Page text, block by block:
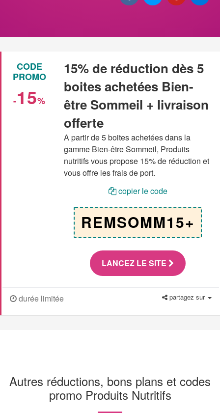
CODE
PROMO
-15%
15% de réduction dès 5
boites achetées Bien-
être Sommeil + livraison
offerte
A partir de 5 boites achetées dans la
gamme Bien-être Sommeil, Produits
nutritifs vous propose 15% de réduction et
vous offre les frais de port.
copier le code
REMSOMM15+
LANCEZ LE SITE
durée limitée partagez sur
Autres réductions, bons plans et codes
promo Produits Nutritifs